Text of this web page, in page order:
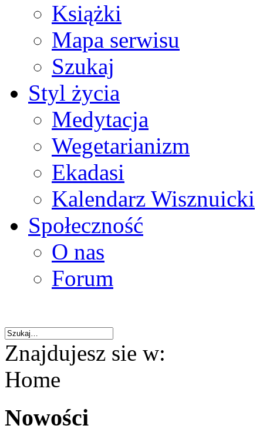
Książki
Mapa serwisu
Szukaj
Styl życia
Medytacja
Wegetarianizm
Ekadasi
Kalendarz Wisznuicki
Społeczność
O nas
Forum
Znajdujesz sie w:
Home
Nowości